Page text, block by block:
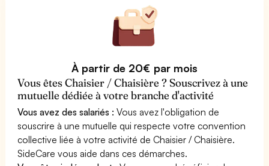
À partir de 20€ par mois
Vous êtes Chaisier / Chaisière ? Souscrivez à une
mutuelle dédiée à votre branche d'activité
Vous avez des salariés : Vous avez l'obligation de
souscrire à une mutuelle qui respecte votre convention
collective liée à votre activité de Chaisier / Chaisière.
SideCare vous aide dans ces démarches.